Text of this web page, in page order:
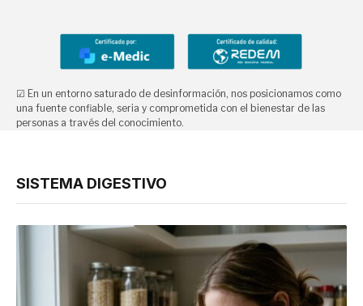
☑ En un entorno saturado de desinformación, nos posicionamos como
una fuente confiable, seria y comprometida con el bienestar de las
personas a través del conocimiento.
SISTEMA DIGESTIVO